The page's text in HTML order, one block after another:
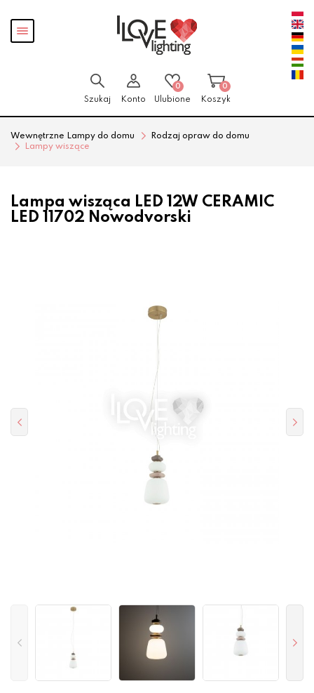
Pokaż
menu
Szukaj Konto
0
Ulubione
0
Koszyk
Wewnętrzne Lampy do domu
Rodzaj opraw do domu
Lampy wiszące
Lampa wisząca LED 12W CERAMIC
LED 11702 Nowodvorski